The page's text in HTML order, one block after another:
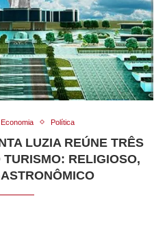
Economia Política
LUZIA REÚNE TRÊS
RELIGIOSO,